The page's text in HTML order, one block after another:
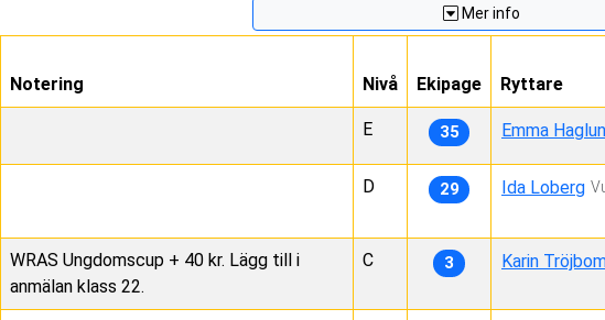
Mer info
Notering Nivå Ekipage Ryttare
E 35 Emma
D 29 Ida Loberg
WRAS Ungdomscup + 40 kr. Lägg till i
anmälan klass 22.
C 3 Karin